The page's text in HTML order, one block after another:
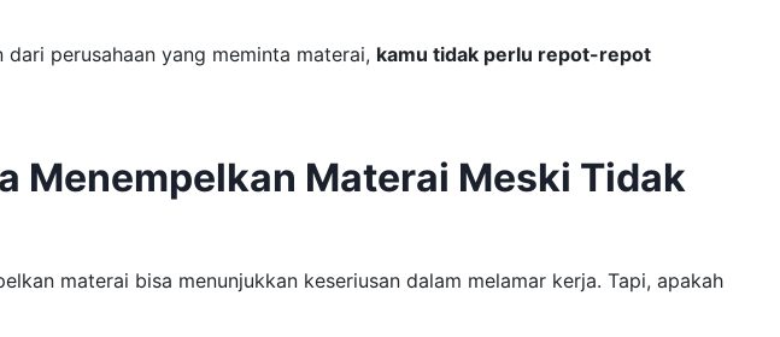
perusahaan yang meminta materai, kamu tidak perlu repot-repot
Menempelkan Materai Meski Tidak
materai bisa menunjukkan keseriusan dalam melamar kerja. Tapi, apakah